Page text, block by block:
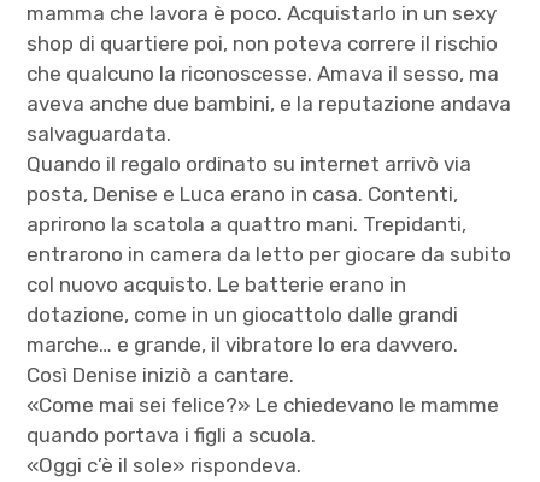
mamma che lavora è poco. Acquistarlo in un sexy
shop di quartiere poi, non poteva correre il rischio
che qualcuno la riconoscesse. Amava il sesso, ma
aveva anche due bambini, e la reputazione andava
salvaguardata.
Quando il regalo ordinato su internet arrivò via
posta, Denise e Luca erano in casa. Contenti,
aprirono la scatola a quattro mani. Trepidanti,
entrarono in camera da letto per giocare da subito
col nuovo acquisto. Le batterie erano in
dotazione, come in un giocattolo dalle grandi
marche… e grande, il vibratore lo era davvero.
Così Denise iniziò a cantare.
«Come mai sei felice?» Le chiedevano le mamme
quando portava i figli a scuola.
«Oggi c’è il sole» rispondeva.